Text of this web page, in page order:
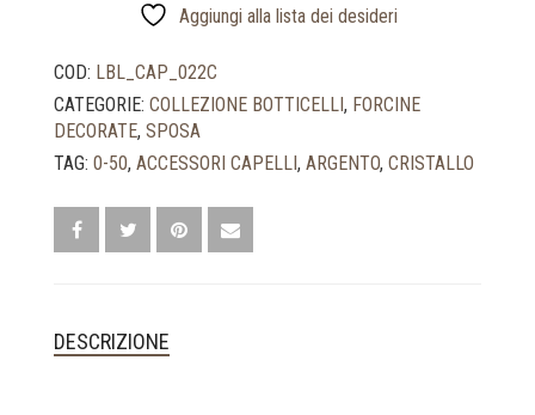
CRISTALLI,
FIORI
IN
VETRO
BLU,
ROSA
Aggiungi alla lista dei desideri
COD: LBL_CAP_022C
CATEGORIE: COLLEZIONE BOTTICELLI, FORCINE
DECORATE, SPOSA
TAG: 0-50, ACCESSORI CAPELLI, ARGENTO, CRISTALLO
DESCRIZIONE